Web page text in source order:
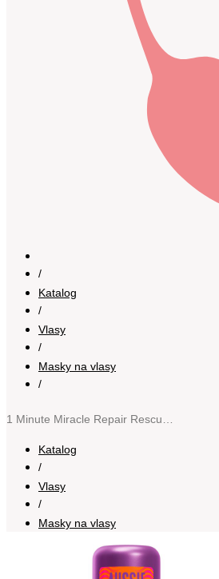
/
Katalog
/
Vlasy
/
Masky na vlasy
/
Katalog
/
Vlasy
/
Masky na vlasy